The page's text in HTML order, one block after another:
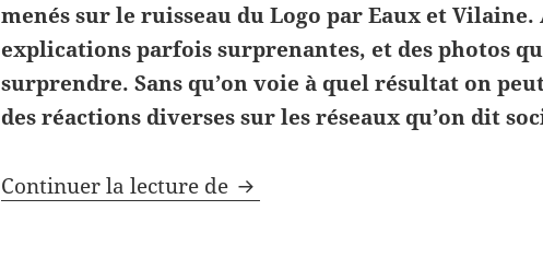
menés sur le ruisseau du Logo par Eaux et Vilaine.
explications parfois surprenantes, et des photos
surprendre. Sans qu’on voie à quel résultat on
des réactions diverses sur les réseaux qu’on dit
Continuer la lecture de Renaturer les ruisseaux